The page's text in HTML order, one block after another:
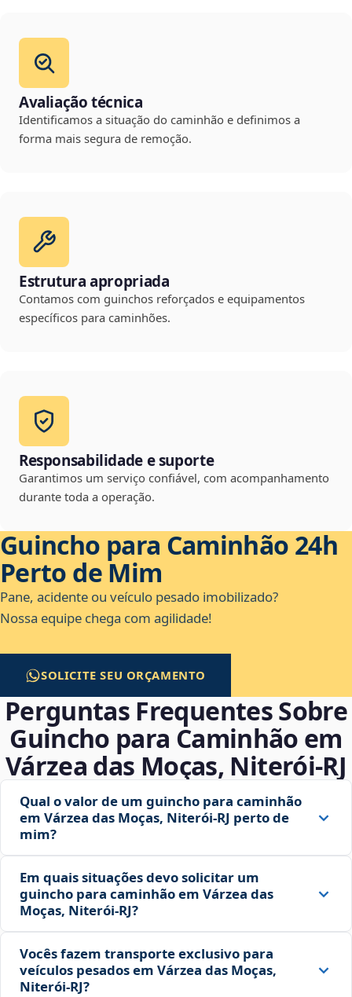
Avaliação técnica
Identificamos a situação do caminhão e definimos a
forma mais segura de remoção.
Estrutura apropriada
Contamos com guinchos reforçados e equipamentos
específicos para caminhões.
Responsabilidade e suporte
Garantimos um serviço confiável, com acompanhamento
durante toda a operação.
Guincho para Caminhão 24h
Perto de Mim
Pane, acidente ou veículo pesado imobilizado?
Nossa equipe chega com agilidade!
SOLICITE SEU ORÇAMENTO
Perguntas Frequentes Sobre
Guincho para Caminhão em
Várzea das Moças, Niterói‑RJ
Qual o valor de um guincho para caminhão
em Várzea das Moças, Niterói‑RJ perto de
mim?
Em quais situações devo solicitar um
guincho para caminhão em Várzea das
Moças, Niterói‑RJ?
Vocês fazem transporte exclusivo para
veículos pesados em Várzea das Moças,
Niterói‑RJ?